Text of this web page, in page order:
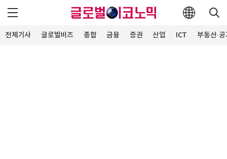
전체기사 글로벌비즈 종합 금융 증권 산업 ICT 부동산·